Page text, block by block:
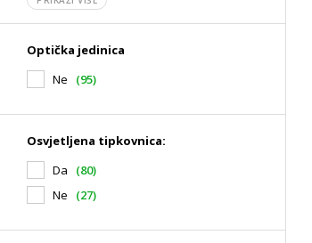
Optička jedinica
Ne
(95)
Osvjetljena tipkovnica:
Da
(80)
Ne
(27)